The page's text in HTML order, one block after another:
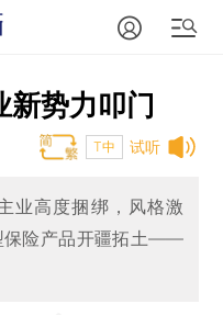
新势力叩门
试听
T中
业高度捆绑，风格激
保险产品开疆拓土——